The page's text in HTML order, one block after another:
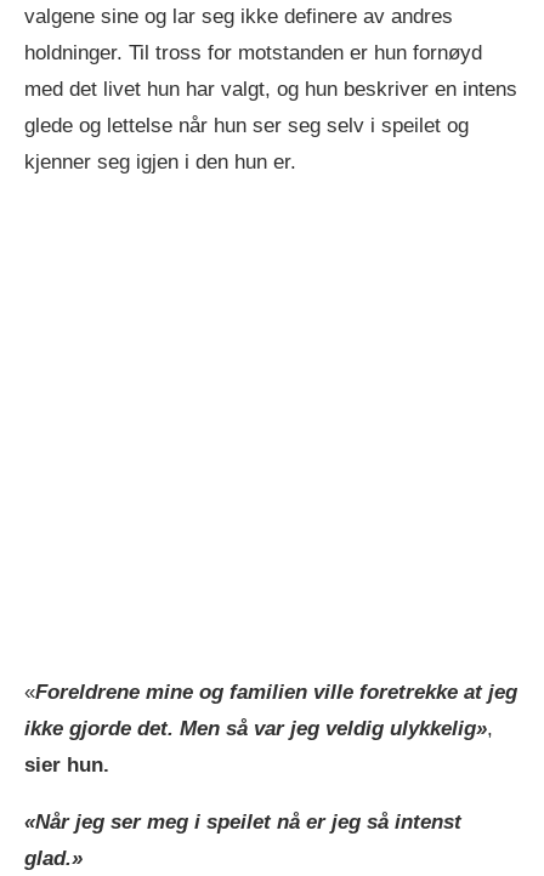
valgene sine og lar seg ikke definere av andres
holdninger. Til tross for motstanden er hun fornøyd
med det livet hun har valgt, og hun beskriver en intens
glede og lettelse når hun ser seg selv i speilet og
kjenner seg igjen i den hun er.
«Foreldrene mine og familien ville foretrekke at jeg
ikke gjorde det. Men så var jeg veldig ulykkelig»,
sier hun.
«Når jeg ser meg i speilet nå er jeg så intenst
glad.»